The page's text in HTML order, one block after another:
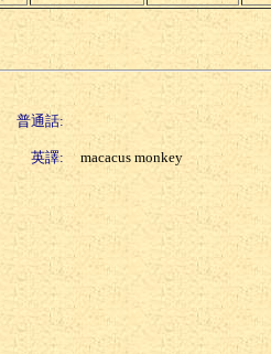
普通話:
英譯: macacus monkey